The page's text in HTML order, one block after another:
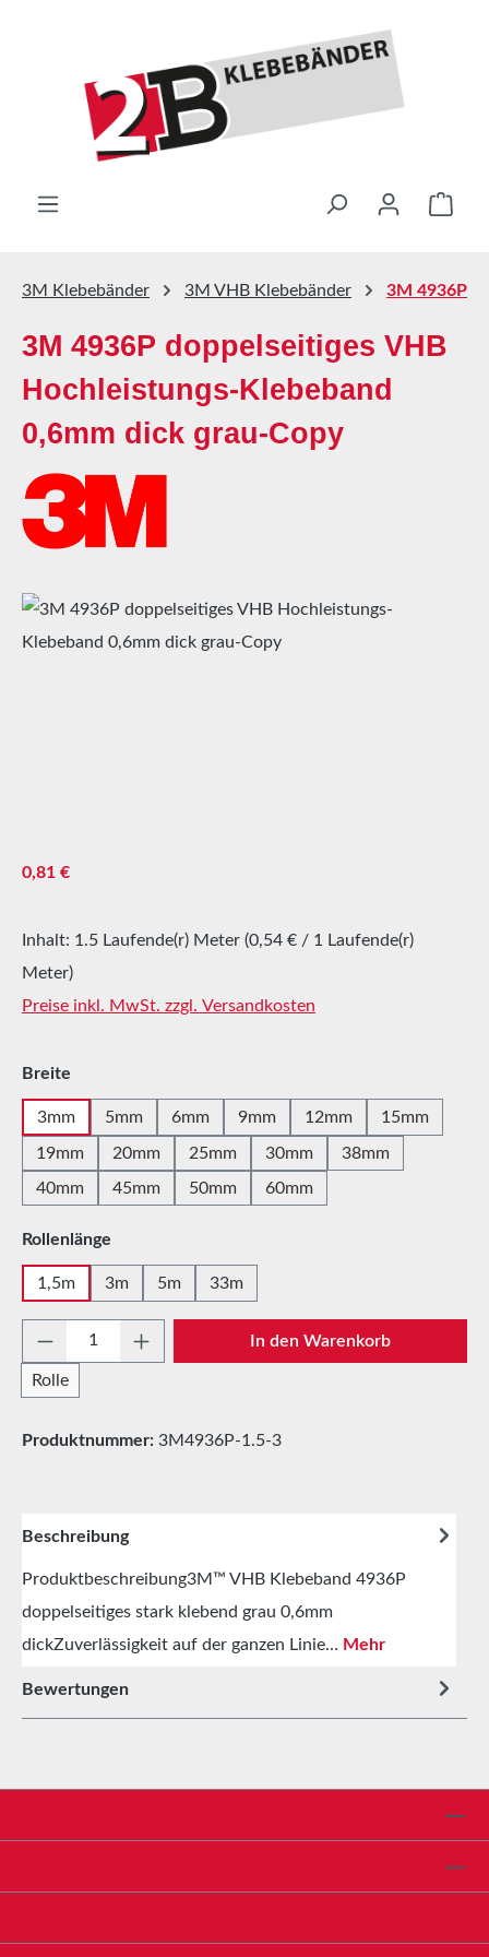
3M Klebebänder 3M VHB Klebebänder 3M 4936P
3M 4936P doppelseitiges VHB
Hochleistungs-Klebeband
0,6mm dick grau-Copy
Bildergalerie überspringen
Regulärer Preis:
0,81 €
Inhalt: 1.5 Laufende(r) Meter (0,54 € / 1 Laufende(r)
Meter)
Preise inkl. MwSt. zzgl. Versandkosten
Breite
3mm 5mm 6mm 9mm 12mm 15mm
19mm 20mm 25mm 30mm
38mm
40mm
45mm 50mm 60mm
Rollenlänge
1,5m 3m 5m 33m
Produkt Anzahl: Gib den gewünschten
Rolle
In den Warenkorb
Produktnummer: 3M4936P-1.5-3
Beschreibung
Produktbeschreibung3M™ VHB Klebeband 4936P
doppelseitiges stark klebend grau 0,6mm
dickZuverlässigkeit auf der ganzen Linie… Mehr
Bewertungen